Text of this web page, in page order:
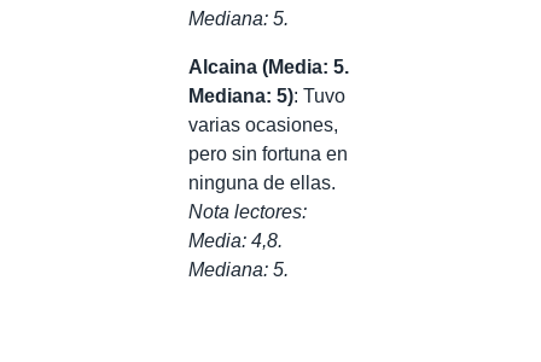
Mediana: 5.
Alcaina (Media: 5.
Mediana: 5): Tuvo
varias ocasiones,
pero sin fortuna en
ninguna de ellas.
Nota lectores:
Media: 4,8.
Mediana: 5.